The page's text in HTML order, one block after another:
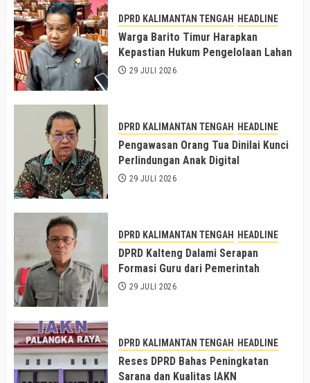
DPRD KALIMANTAN TENGAH HEADLINE
Warga Barito Timur Harapkan
Kepastian Hukum Pengelolaan Lahan
29 JULI 2026
DPRD KALIMANTAN TENGAH HEADLINE
Pengawasan Orang Tua Dinilai Kunci
Perlindungan Anak Digital
29 JULI 2026
DPRD KALIMANTAN TENGAH HEADLINE
DPRD Kalteng Dalami Serapan
Formasi Guru dari Pemerintah
29 JULI 2026
DPRD KALIMANTAN TENGAH HEADLINE
Reses DPRD Bahas Peningkatan
Sarana dan Kualitas IAKN